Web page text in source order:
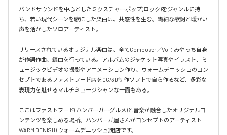
バンドサウンドを中心としたミクスチャーポップ(ロック)をジャンルに持
ち、若い現代シーンを歌にした楽曲は、共感性を生む。繊細な歌詞と暖かい
声を活かしたソロアーティスト。
リリースされているオリジナル楽曲は、全てComposer／Vo：みやっち自身
が作詞作曲、編曲を行っている。アルバムのジャケット写真やイラスト、ミ
ュージックビデオの撮影やアニメーション作り、ウォームデニッシュのコン
セプトであるファストフード店をCG/3D制作ソフトで自ら作るなど、多彩な
表現力を魅せるマルチミュージシャンな一面もある。
ここはファストフード(ハンバーガーグルメ)と音楽が融合したオリジナルコ
ンテンツを楽しめる場所。ハンバーガ屋さんがコンセプトのアーティスト
WARM DENISH (ウォームデニッシュ)開店です。